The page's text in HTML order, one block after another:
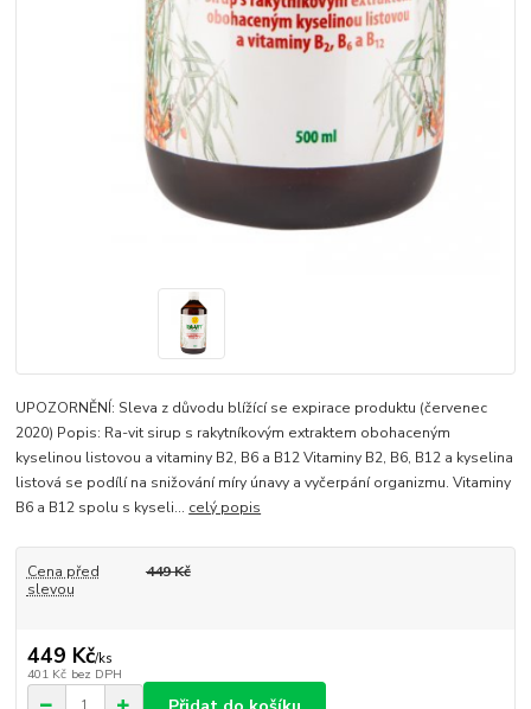
UPOZORNĚNÍ: Sleva z důvodu blížící se expirace produktu (červenec
2020) Popis: Ra-vit sirup s rakytníkovým extraktem obohaceným
kyselinou listovou a vitaminy B2, B6 a B12 Vitaminy B2, B6, B12 a kyselina
listová se podílí na snižování míry únavy a vyčerpání organizmu. Vitaminy
B6 a B12 spolu s kyseli... celý popis
Cena před
slevou
449 Kč
449 Kč/ks
401 Kč bez DPH